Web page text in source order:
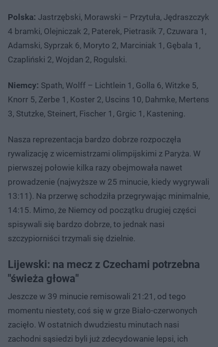
Polska: Jastrzębski, Morawski – Przytuła, Jędraszczyk
4 bramki, Olejniczak 2, Paterek, Pietrasik 7, Czuwara 1,
Adamski, Syprzak 6, Moryto 2, Marciniak 1, Gębala 1,
Czapliński 2, Wojdan 2, Rogulski.
Niemcy: Spath, Wolff – Lichtlein 1, Golla 6, Witzke 5,
Knorr 5, Zerbe 1, Koster 2, Uscins 10, Dahmke, Mertens
3, Stutzke, Steinert, Fischer 1, Grgic 1, Kastening.
Nasza reprezentacja bardzo dobrze rozpoczęła
rywalizację z wicemistrzami olimpijskimi z Paryża. W
pierwszej połowie kilka razy obejmowała nawet
prowadzenie (najwyższe w 25 minucie, kiedy wygrywali
13:11). Na przerwę schodziła przegrywając minimalnie,
14:15. Mimo, że Niemcy od początku drugiej części
spisywali się bardzo dobrze, to jednak nasi
szczypiorniści trzymali się dzielnie.
Lijewski: na mecz z Czechami potrzebna
"świeża głowa"
Jeszcze w 39 minucie remisowali 21:21, od tego
momentu niestety, coś się w grze Biało-czerwonych
zacięło. W ostatnich dwudziestu minutach nasi
zachodni sąsiedzi byli już zdecydowanie lepsi, ich